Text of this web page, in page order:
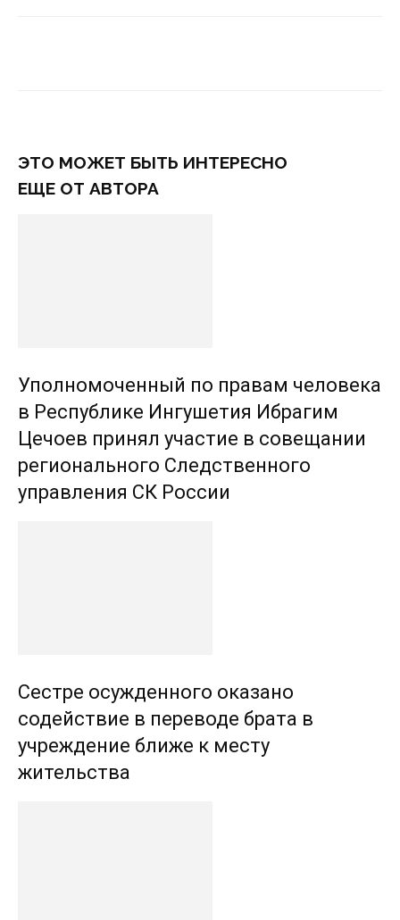
ЭТО МОЖЕТ БЫТЬ ИНТЕРЕСНО
ЕЩЕ ОТ АВТОРА
Уполномоченный по правам человека
в Республике Ингушетия Ибрагим
Цечоев принял участие в совещании
регионального Следственного
управления СК России
Сестре осужденного оказано
содействие в переводе брата в
учреждение ближе к месту
жительства